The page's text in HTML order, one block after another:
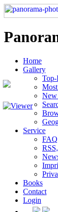
Home
Gallery
Top-
New
Service
FAQ
Books
Contact
Login